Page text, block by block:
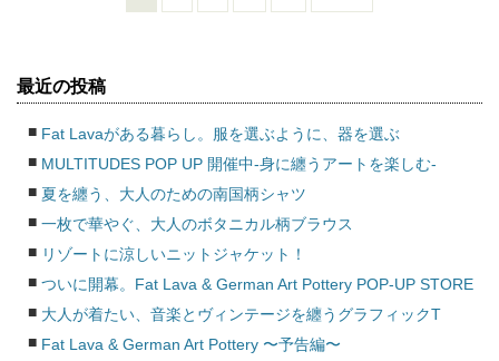
最近の投稿
Fat Lavaがある暮らし。服を選ぶように、器を選ぶ
MULTITUDES POP UP 開催中-身に纏うアートを楽しむ-
夏を纏う、大人のための南国柄シャツ
一枚で華やぐ、大人のボタニカル柄ブラウス
リゾートに涼しいニットジャケット！
ついに開幕。Fat Lava & German Art Pottery POP-UP STORE
大人が着たい、音楽とヴィンテージを纏うグラフィックT
Fat Lava & German Art Pottery 〜予告編〜